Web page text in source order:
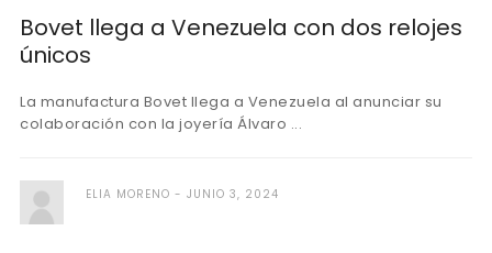
Bovet llega a Venezuela con dos relojes
únicos
La manufactura Bovet llega a Venezuela al anunciar su
colaboración con la joyería Álvaro ...
ELIA MORENO JUNIO 3, 2024